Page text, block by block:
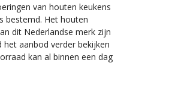
van houten keukens
bestemd. Het houten
dit Nederlandse merk zijn
aanbod verder bekijken
kan al binnen een dag